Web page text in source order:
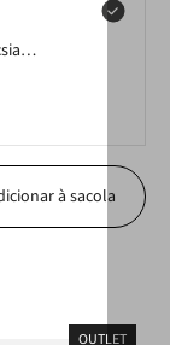
à sacola
OUTLET